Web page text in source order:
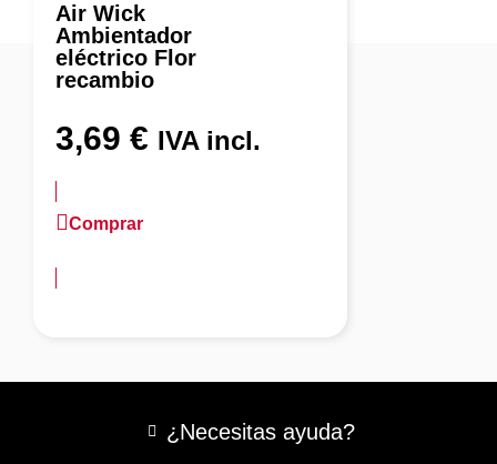
Air Wick
Ambientador
eléctrico Flor
recambio
3,69 € IVA incl.
Comprar
¿Necesitas ayuda?